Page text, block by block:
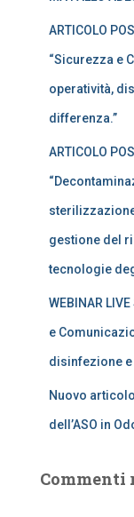
ARTICOLO
“Sicurezza e
operatività,
differenza.”
ARTICOLO
gestione del
tecnologie
WEBINAR
e
disinfezione e
Nuovo articolo
dell’ASO in
Commenti